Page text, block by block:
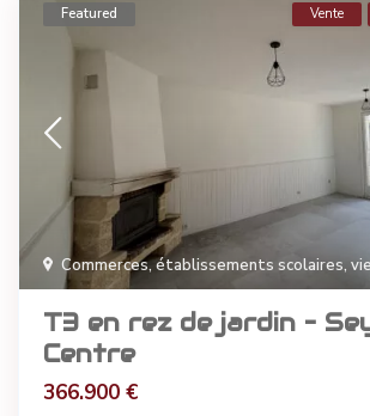
Commerces, établissements scolaires,
Featured Vente
T3 en rez de jardin –
Centre
366.900 €